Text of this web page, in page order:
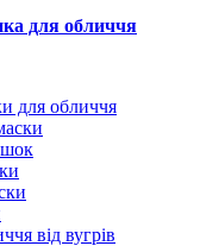
для обличчя
для обличчя
від вугрів